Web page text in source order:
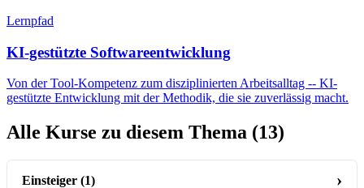
Lernpfad
KI-gestützte Softwareentwicklung
Von der Tool-Kompetenz zum disziplinierten Arbeitsalltag -- KI-
gestützte Entwicklung mit der Methodik, die sie zuverlässig macht.
Alle Kurse zu diesem Thema (13)
Einsteiger(1)